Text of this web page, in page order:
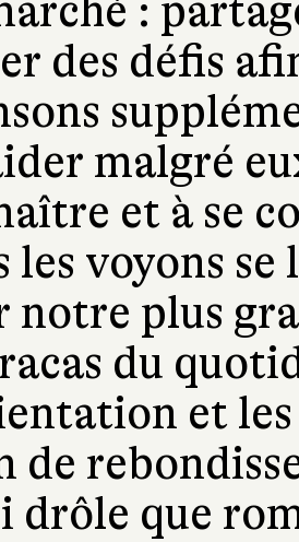
:
des défis
malgré
et à se
les voyons
notre plus
du
et
de
drôle que